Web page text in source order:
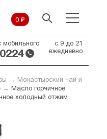
0 ₽
мобильного:
0224
с 9 до 21
ежедневно
→
Монастырский чай и
→
Масло горчичное
холодный отжим